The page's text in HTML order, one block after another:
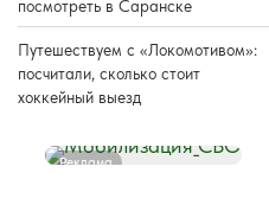
посмотреть в Саранске
Путешествуем с «Локомотивом»:
посчитали, сколько стоит
хоккейный выезд
Реклама